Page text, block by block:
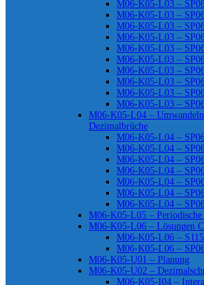
M06-K05-L03 –
M06-K05-L03 –
M06-K05-L03 –
M06-K05-L03 –
M06-K05-L03 –
M06-K05-L03 –
M06-K05-L03 –
M06-K05-L03 –
M06-K05-L03 –
M06-K05-L03 –
M06-K05-L04 –
Dezimalbrüche
M06-K05-L04 –
M06-K05-L04 –
M06-K05-L04 –
M06-K05-L04 –
M06-K05-L04 –
M06-K05-L04 –
M06-K05-L04 –
M06-K05-L05 – Periodische
M06-K05-L06 – Lösungen
M06-K05-L06 –
M06-K05-L06 –
M06-K05-U01 – Planung
M06-K05-U02 –
M06-K05-I04 –